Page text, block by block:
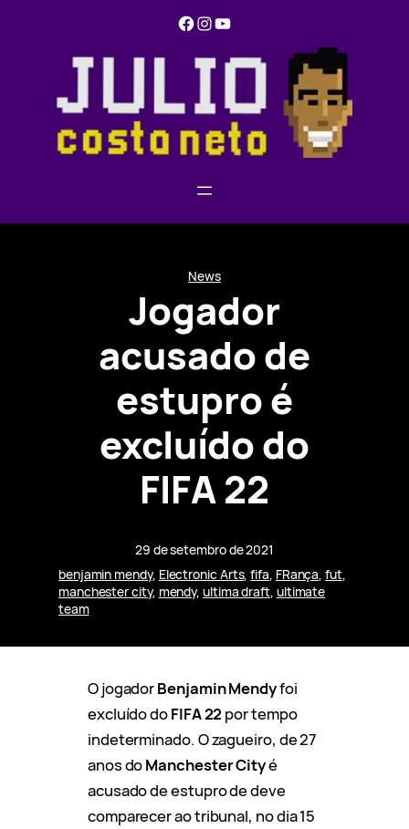
Facebook Instagram YouTube
News
Jogador
acusado de
estupro é
excluído do
FIFA 22
29 de setembro de 2021
benjamin mendy, Electronic Arts, fifa, FRança, fut
manchester city, mendy, ultima draft, ultimate
team
O jogadorBenjamin Mendyfoi
excluído doFIFA 22por tempo
indeterminado. O zagueiro, de 27
anos doManchester Cityé
acusado de estupro de deve
comparecer ao tribunal, no dia 15